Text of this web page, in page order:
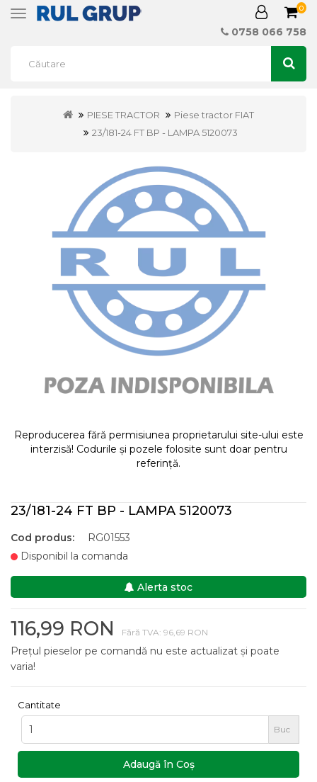
Toggle
0
0758 066 758
PIESE TRACTOR
Piese tractor FIAT
23/181-24 FT BP - LAMPA 5120073
Reproducerea fără permisiunea proprietarului site-ului este
interzisă! Codurile și pozele folosite sunt doar pentru
referință.
23/181-24 FT BP - LAMPA 5120073
Cod produs:
RG01553
Disponibil la comanda
Alerta stoc
116,99 RON Fără TVA: 96,69 RON
Prețul pieselor pe comandă nu este actualizat și poate
varia!
Cantitate
Buc
Adaugă în Coş